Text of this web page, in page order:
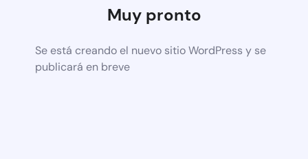
Muy pronto
Se está creando el nuevo sitio WordPress y se
publicará en breve